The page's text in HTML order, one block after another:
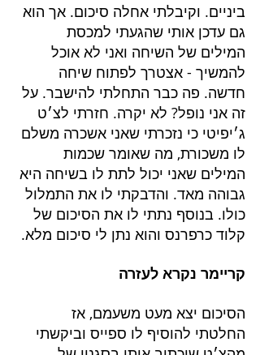
ביניים. וקיבלתי אחלה סיכום. אך הוא
גם עדכן אותי שהגעתי למכסת
המילים של השיחה ואני לא אוכל
להמשיך - אצטרך לפתוח שיחה
חדשה. פה כבר התחלתי להישבר. על
זה אני נופל? לא יקרה. חזרתי לצ׳ט
ג׳יפיטי כי נזכרתי שאני אשכרה משלם
לו משכורת, מה שאומר שכמות
המילים שאני יכול לתת לו בשיחה היא
גבוהה מאד. והדבקתי לו את התמלול
כולו. בנוסף נתתי לו את הסיכום של
קלוד כרפרנס והוא נתן לי סיכום מלא.
קריימר נקרא לעזרה
הסיכום יצא מעט משעמם, אז
החלטתי להוסיף לו ספייס וביקשתי